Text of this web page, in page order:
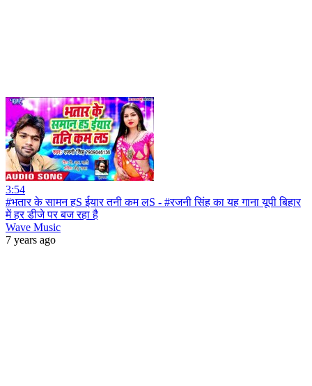
3:54
#भतार के सामन हS ईयार तनी कम लS - #रजनी सिंह का यह गाना यूपी बिहार
में हर डीजे पर बज रहा है
Wave Music
7 years ago